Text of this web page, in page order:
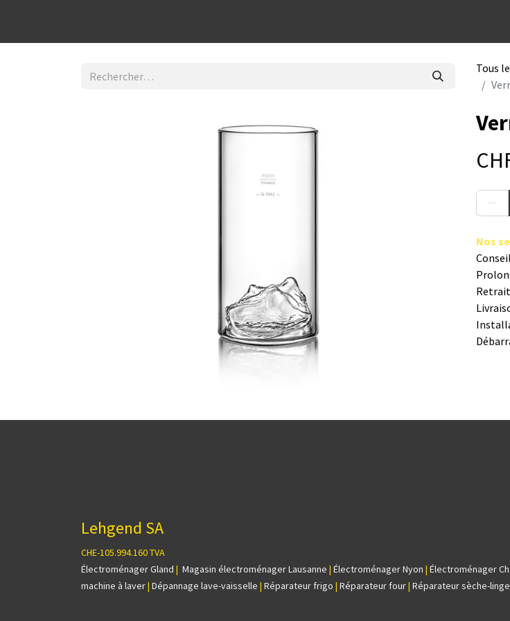
Tous
Nos
Lehgend SA
CHE-105.994.160 TVA
Électroménager Gland | Magasin électroménager Lausanne | Électroménager Nyon | Électroménager
machine à laver| Dépannage lave-vaisselle | Réparateur frigo | Réparateur four| Réparateur sèche-linge